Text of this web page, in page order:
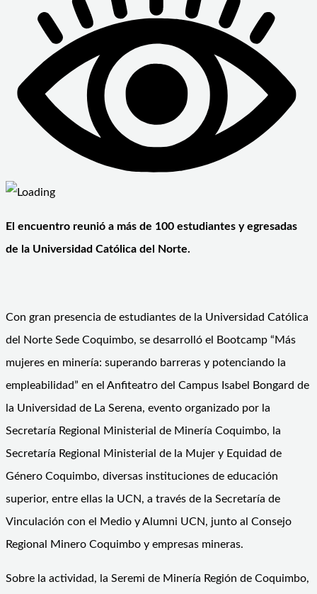
El encuentro reunió a más de 100 estudiantes y egresadas
de la Universidad Católica del Norte.
Con gran presencia de estudiantes de la Universidad Católica
del Norte Sede Coquimbo, se desarrolló el Bootcamp “Más
mujeres en minería: superando barreras y potenciando la
empleabilidad” en el Anfiteatro del Campus Isabel Bongard de
la Universidad de La Serena, evento organizado por la
Secretaría Regional Ministerial de Minería Coquimbo, la
Secretaría Regional Ministerial de la Mujer y Equidad de
Género Coquimbo, diversas instituciones de educación
superior, entre ellas la UCN, a través de la Secretaría de
Vinculación con el Medio y Alumni UCN, junto al Consejo
Regional Minero Coquimbo y empresas mineras.
Sobre la actividad, la Seremi de Minería Región de Coquimbo,